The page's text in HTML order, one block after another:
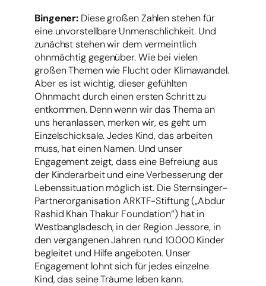
Bingener: Diese großen Zahlen stehen für
eine unvorstellbare Unmenschlichkeit. Und
zunächst stehen wir dem vermeintlich
ohnmächtig gegenüber. Wie bei vielen
großen Themen wie Flucht oder Klimawandel.
Aber es ist wichtig, dieser gefühlten
Ohnmacht durch einen ersten Schritt zu
entkommen. Denn wenn wir das Thema an
uns heranlassen, merken wir, es geht um
Einzelschicksale. Jedes Kind, das arbeiten
muss, hat einen Namen. Und unser
Engagement zeigt, dass eine Befreiung aus
der Kinderarbeit und eine Verbesserung der
Lebenssituation möglich ist. Die Sternsinger-
Partnerorganisation ARKTF-Stiftung („Abdur
Rashid Khan Thakur Foundation“) hat in
Westbangladesch, in der Region Jessore, in
den vergangenen Jahren rund 10.000 Kinder
begleitet und Hilfe angeboten. Unser
Engagement lohnt sich für jedes einzelne
Kind, das seine Träume leben kann.